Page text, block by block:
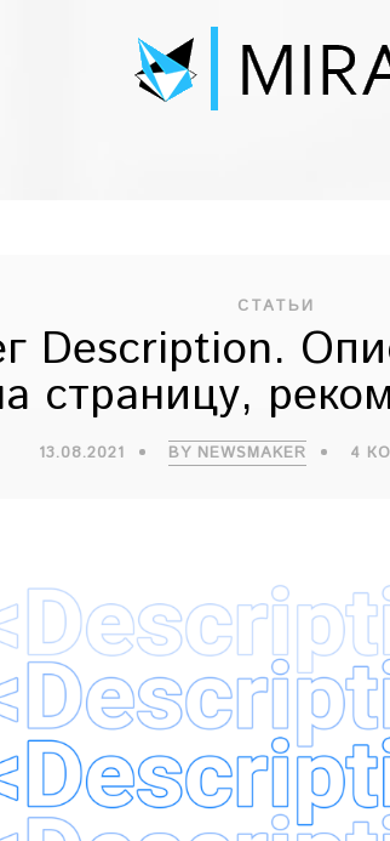
СТАТЬИ
Description.
страницу,
13.08.2021 BY NEWSMAKER 4